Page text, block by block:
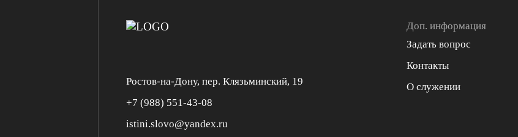
Ростов-на-Дону, пер. Клязьминский, 19
+7 (988) 551-43-08
istini.slovo@yandex.ru
Доп. информация
Задать вопрос
Контакты
О служении